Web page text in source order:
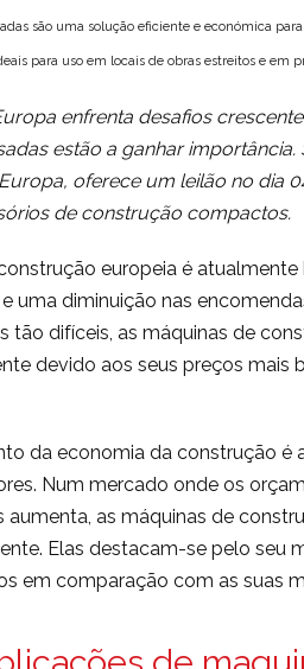
são uma solução eficiente e económica
para uso em locais de obras estreitos e em
enfrenta desafios
estão a ganhar
oferece um leilão no dia
de construção compactos.
europeia é
uma diminuição nas
tão difíceis, as máquinas de
devido aos seus preços mais
da economia da construção é
Num mercado onde os
as máquinas de
Elas destacam-se pelo seu
em comparação com as suas